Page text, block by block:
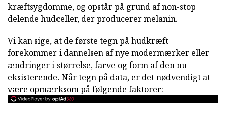
kræftsygdomme, og opstår på grund af non-stop
delende hudceller, der producerer melanin.
Vi kan sige, at de første tegn på hudkræft
forekommer i dannelsen af nye modermærker eller
ændringer i størrelse, farve og form af den nu
eksisterende. Når tegn på data, er det nødvendigt at
være opmærksom på følgende faktorer: